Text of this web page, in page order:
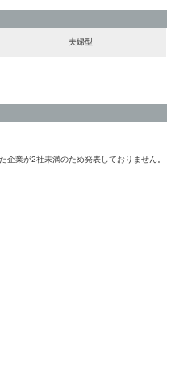
夫婦型
業が2社未満のため発表しておりません。